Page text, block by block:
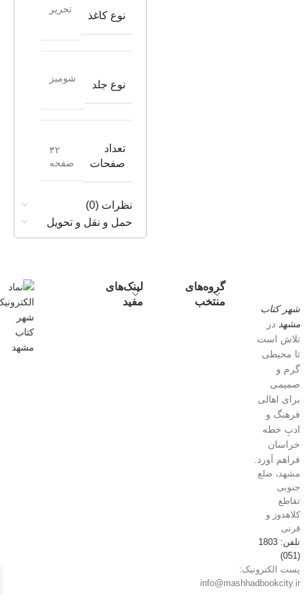
نوع کاغذ
تحریر
نوع جلد
شومیز
تعداد
صفحات
۳۲
صفحه
نظرات (0)
حمل و نقل و تحویل
شهر کتاب
مشهد در
تلاش است
تا محیطی
گرم و
صمیمی
برای اهالی
فرهنگ و
ادبِ خطه
خراسان
فراهم آورد.
مشهد، ضلع
جنوبی
تقاطع
کلاهدوز و
قرنی
تلفن: 1803
(051)
پست الکترونیک:
info@mashhadbookcity.ir
گروه‌های
منتخب
لینک‌های
مفید